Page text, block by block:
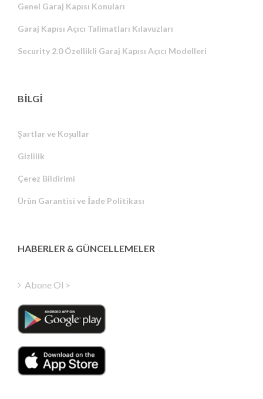
Genel Garaj Kapısı Konuları
Garaj Kapısı Açıcı Talimatları Kılavuzları
Security 2.0 Özellikli Garaj Kapısı Açıcı Modelleri
BİLGİ
Şartlar ve Koşullar
Gizlilik
Çerez Bildirimi
Ürün Garantisi ve İade Politikası
HABERLER & GÜNCELLEMELER
Abone Ol >